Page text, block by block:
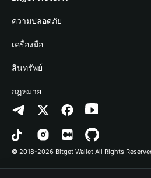
Academy
ข่าวสารด้านคริปโต
ศูนย์ช่วยเหลือ
ติดต่อเรา
ทรัพยากรข้อมูลของแบรนด์
อาชีพ
Stablecoin Earn
Payfi Crypto
Crypto Swap API
Altcoin Season Index
Prediction Markets
DApp
นักพัฒนา
เชื่อมต่อ Wallet
Bitget Wallet Pay
ลิสต์โปรเจกต์
ความปลอดภัย
Protection Fund
เทคโนโลยีความปลอดภัย
เครื่องมือ
ซื้อคริปโต
การตรวจจับการอนุญาต
การตรวจจับสัญญา
การโอนเป็นชุด
สินทรัพย์
Arbitrum
Avalanche
Bitcoin
กฎหมาย
นโยบายความเป็นส่วนตัว
ข้อตกลงในการใช้บริการ
© 2018-2026 Bitget Wallet All Rights